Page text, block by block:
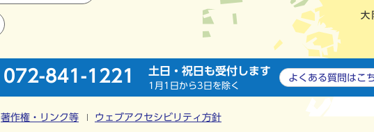
072-841-1221 土日・祝日も受付します
1月1日から3日を除く
よくある質問は こ
著作権・リンク等 ウェブアクセシビリティ方針